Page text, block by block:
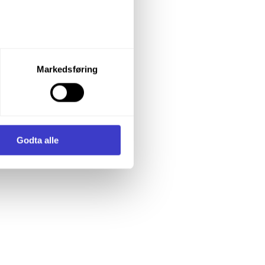
du vil samtykke til ved å
inn og behandler
Markedsføring
Godta alle